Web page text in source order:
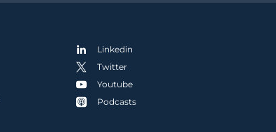
Linkedin
Twitter
Youtube
Podcasts